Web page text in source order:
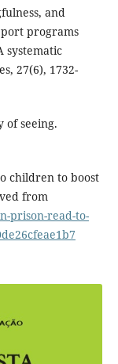
and
programs
systematic
27(6), 1732-
of seeing.
children to boost
from
prison-read-to-